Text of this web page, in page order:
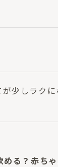
少しラクに
る？赤ちゃ